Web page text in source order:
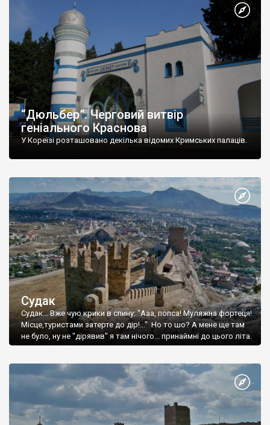
“Дюльбер”. Черговий витвір
геніального Краснова
У Кореїзі розташовано декілька відомих Кримських палаців.
Судак
Судак... Вже чую крики в спину: "Ааа, попса! Муляжна фортеця!
Місце,туристами затерте до дір!..." Но то шо? А мене ще там
не було, ну не "дірявив" я там нічого... принаймні до цього літа.